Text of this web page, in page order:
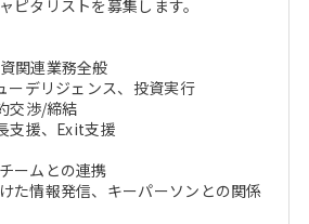
ピタリストを募集します。
関連業務全般
デリジェンス、投資実行
交渉/締結
支援、Exit支援
ームとの連携
た情報発信、キーパーソンとの関係